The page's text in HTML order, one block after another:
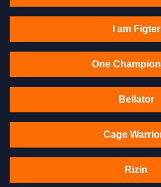
I am Figter
One
Bellator
Cage
Rizin